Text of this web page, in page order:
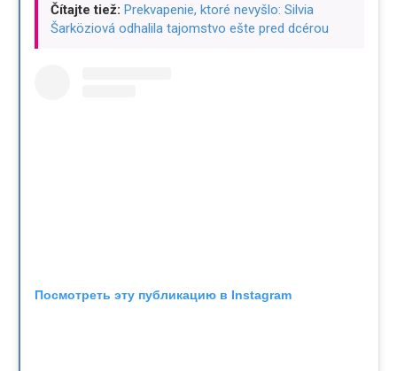
Čítajte tiež: Prekvapenie, ktoré nevyšlo: Silvia
Šarköziová odhalila tajomstvo ešte pred dcérou
Посмотреть эту публикацию в Instagram